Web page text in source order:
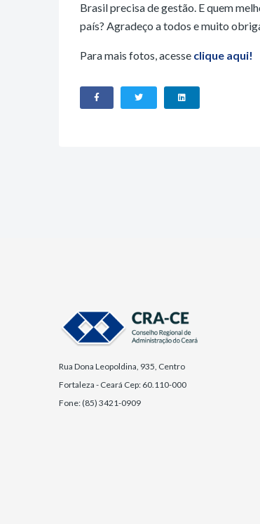
Brasil precisa de gestão. E quem
país? Agradeço a todos e muito
Para mais fotos, acesse clique aqui!
Rua Dona Leopoldina, 935, Centro
Fortaleza - Ceará Cep: 60.110-000
Fone: (85) 3421-0909